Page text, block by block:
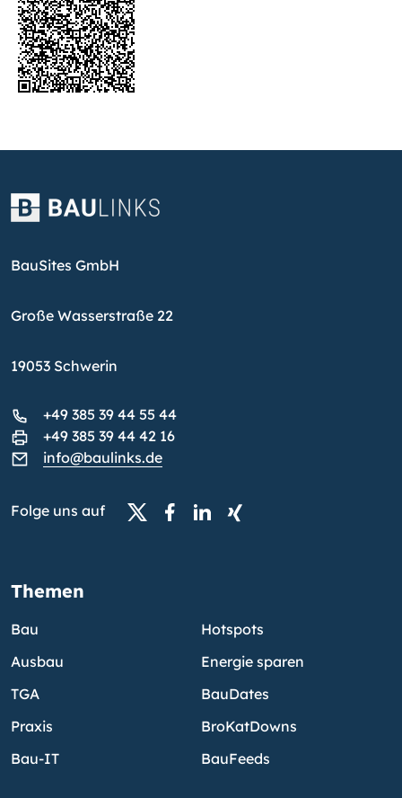
BauSites GmbH
Große Wasserstraße 22
19053 Schwerin
+49 385 39 44 55 44
+49 385 39 44 42 16
info@baulinks.de
Folge uns auf
Themen
Bau
Ausbau
TGA
Praxis
Bau-IT
Hotspots
Energie sparen
BauDates
BroKatDowns
BauFeeds